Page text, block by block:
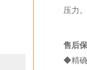
压力。
售后
◆精确